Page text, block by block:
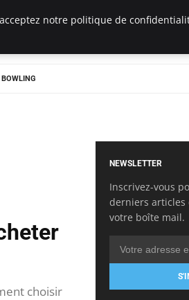
choisir
NEWSLETTER
Inscrivez-vous
derniers articles
votre boîte mail.
notre politique de